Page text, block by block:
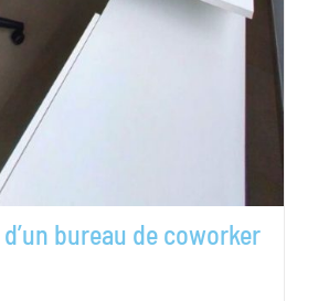
bureau de coworker